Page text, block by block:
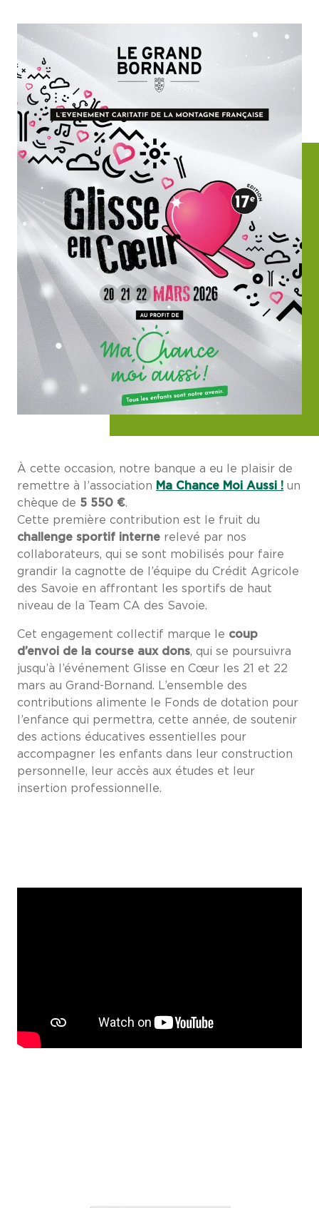
À cette occasion, notre banque a eu le plaisir de
remettre à l’association Ma Chance Moi Aussi ! un
chèque de 5 550 €.
Cette première contribution est le fruit du
challenge sportif interne relevé par nos
collaborateurs, qui se sont mobilisés pour faire
grandir la cagnotte de l’équipe du Crédit Agricole
des Savoie en affrontant les sportifs de haut
niveau de la Team CA des Savoie.
Cet engagement collectif marque le coup
d’envoi de la course aux dons, qui se poursuivra
jusqu’à l’événement Glisse en Cœur les 21 et 22
mars au Grand-Bornand. L’ensemble des
contributions alimente le Fonds de dotation pour
l’enfance qui permettra, cette année, de soutenir
des actions éducatives essentielles pour
accompagner les enfants dans leur construction
personnelle, leur accès aux études et leur
insertion professionnelle.